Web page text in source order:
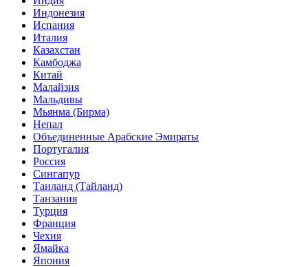
Индонезия
Испания
Италия
Казахстан
Камбоджа
Китай
Малайзия
Мальдивы
Мьянма (Бирма)
Непал
Объединенные Арабские Эмираты
Португалия
Россия
Сингапур
Таиланд (Тайланд)
Танзания
Турция
Франция
Чехия
Ямайка
Япония